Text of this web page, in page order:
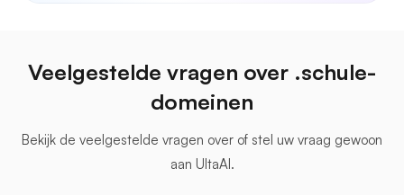
Veelgestelde vragen over .schule-
domeinen
Bekijk de veelgestelde vragen over of stel uw vraag gewoon
aan UltaAI.